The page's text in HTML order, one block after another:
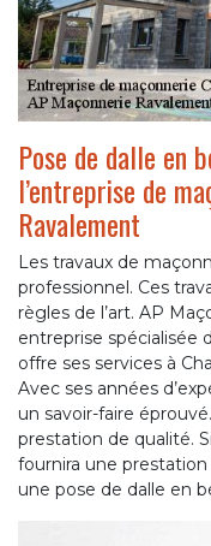
Pose de dalle en
l’entreprise de
Ravalement
Les travaux de
professionnel. Ces
règles de l’art. AP
entreprise spécialisée
offre ses services à
Avec ses années
un savoir-faire
prestation de qualité.
fournira une
une pose de dalle en